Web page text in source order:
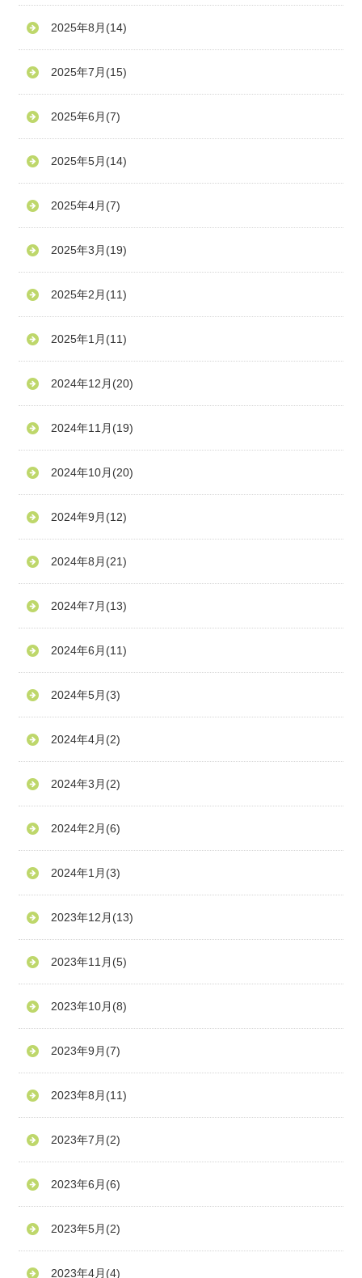
2025年8月 (14)
2025年7月 (15)
2025年6月 (7)
2025年5月 (14)
2025年4月 (7)
2025年3月 (19)
2025年2月 (11)
2025年1月 (11)
2024年12月 (20)
2024年11月 (19)
2024年10月 (20)
2024年9月 (12)
2024年8月 (21)
2024年7月 (13)
2024年6月 (11)
2024年5月 (3)
2024年4月 (2)
2024年3月 (2)
2024年2月 (6)
2024年1月 (3)
2023年12月 (13)
2023年11月 (5)
2023年10月 (8)
2023年9月 (7)
2023年8月 (11)
2023年7月 (2)
2023年6月 (6)
2023年5月 (2)
2023年4月 (4)